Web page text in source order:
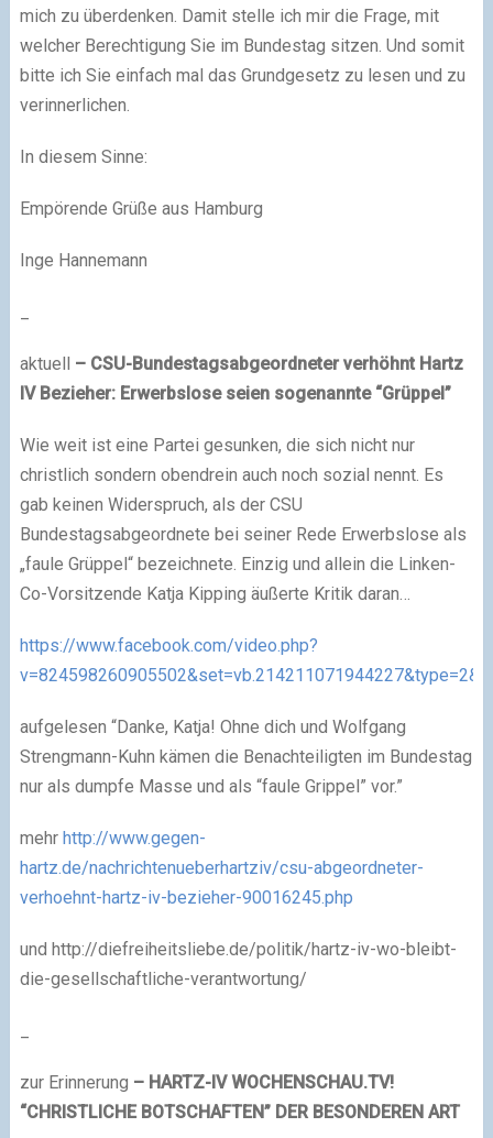
mich zu überdenken. Damit stelle ich mir die Frage, mit
welcher Berechtigung Sie im Bundestag sitzen. Und somit
bitte ich Sie einfach mal das Grundgesetz zu lesen und zu
verinnerlichen.
In diesem Sinne:
Empörende Grüße aus Hamburg
Inge Hannemann
aktuell
– CSU-Bundestagsabgeordneter verhöhnt Hartz
IV Bezieher: Erwerbslose seien sogenannte “Grüppel”
Wie weit ist eine Partei gesunken, die sich nicht nur
christlich sondern obendrein auch noch sozial nennt. Es
gab keinen Widerspruch, als der CSU
Bundestagsabgeordnete bei seiner Rede Erwerbslose als
„faule Grüppel“ bezeichnete. Einzig und allein die Linken-
Co-Vorsitzende Katja Kipping äußerte Kritik daran…
https://www.facebook.com/video.php?
aufgelesen “Danke, Katja! Ohne dich und Wolfgang
Strengmann-Kuhn kämen die Benachteiligten im Bundestag
nur als dumpfe Masse und als “faule Grippel” vor.”
mehr http://www.gegen-
hartz.de/nachrichtenueberhartziv/csu-abgeordneter-
verhoehnt-hartz-iv-bezieher-90016245.php
und http://diefreiheitsliebe.de/politik/hartz-iv-wo-bleibt-
die-gesellschaftliche-verantwortung/
zur Erinnerung – HARTZ-IV WOCHENSCHAU.TV!
“CHRISTLICHE BOTSCHAFTEN” DER BESONDEREN ART